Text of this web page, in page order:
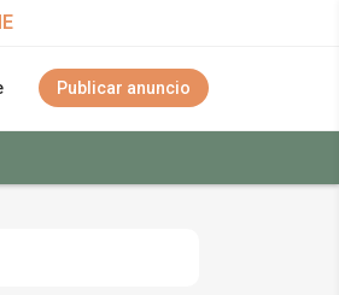
Publicar anuncio